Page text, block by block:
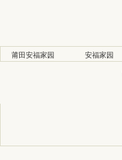
莆田安福家园 安福家园